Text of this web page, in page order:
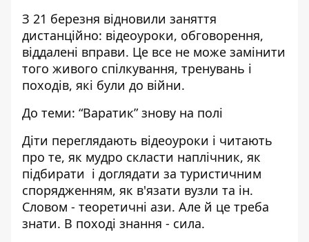
З 21 березня відновили заняття
дистанційно: відеоуроки, обговорення,
віддалені вправи. Це все не може замінити
того живого спілкування, тренувань і
походів, які були до війни.
До теми: “Варатик” знову на полі
Діти переглядають відеоуроки і читають
про те, як мудро скласти наплічник, як
підбирати і доглядати за туристичним
спорядженням, як в'язати вузли та ін.
Словом - теоретичні ази. Але й це треба
знати. В поході знання - сила.